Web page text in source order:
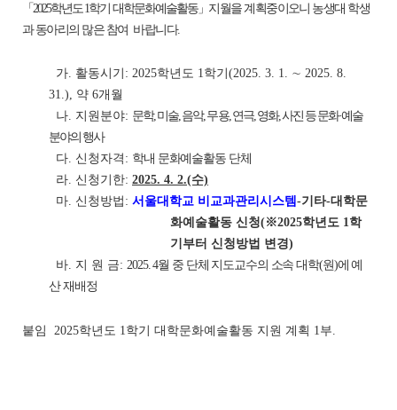
「2025학년도 1학기 대학문화예술활동」지월을 계획중이오니 농생대 학생
과 동아리의 많은 참여 바랍니다.
가. 활동시기: 2025학년도 1학기(2025. 3. 1. ∼ 2025. 8.
31.), 약 6개월
나. 지원분야: 문학, 미술, 음악, 무용, 연극, 영화, 사진 등 문화·예술
분야의 행사
다. 신청자격: 학내 문화예술활동 단체
라. 신청기한: 2025. 4. 2.(수)
마. 신청방법: 서울대학교 비교과관리시스템 -기타-대학문
화예술활동 신청(※2025학년도 1학
기부터 신청방법 변경)
바. 지 원 금: 2025. 4월 중 단체 지도교수의 소속 대학(원)에 예
산 재배정
붙임 2025학년도 1학기 대학문화예술활동 지원 계획 1부.